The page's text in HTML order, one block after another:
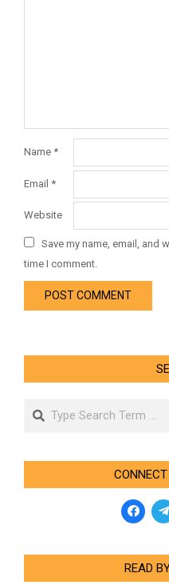
Name *
Email *
Website
Save my name, email, and
time I comment.
Search
READ